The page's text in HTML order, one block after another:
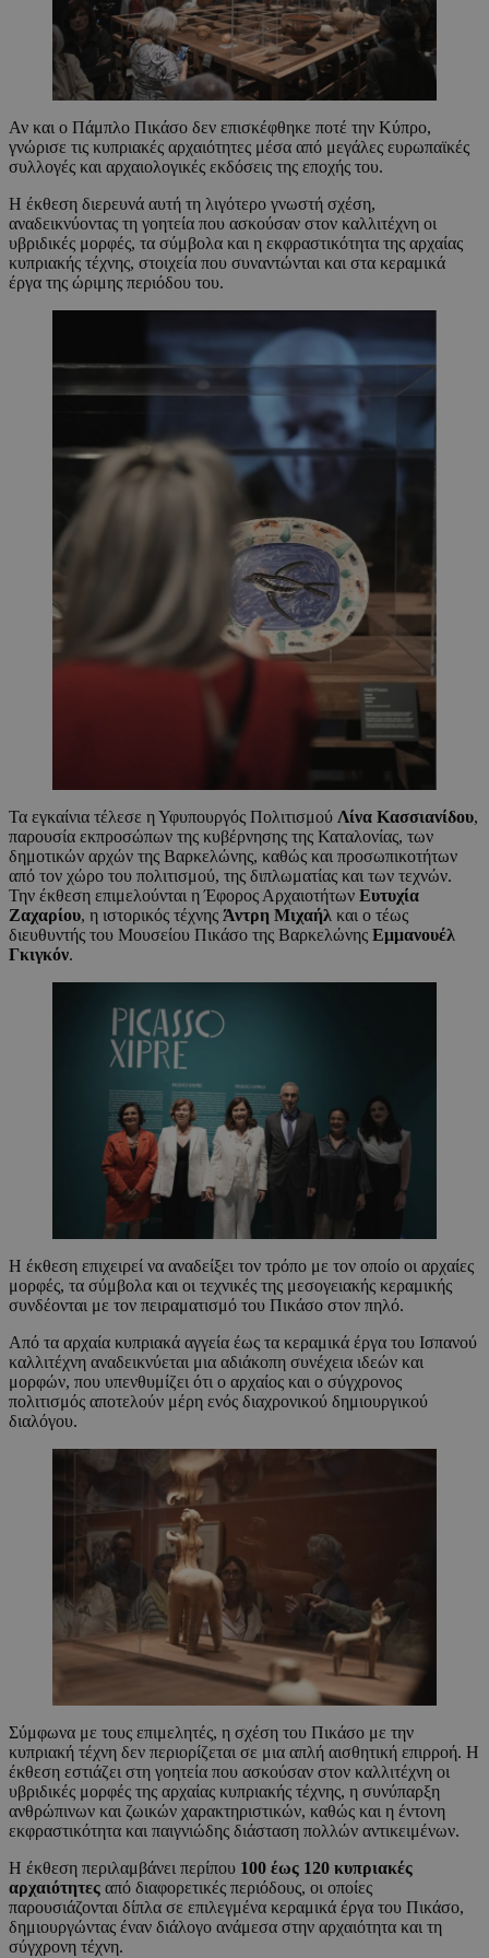
Αν και ο Πάμπλο Πικάσο δεν επισκέφθηκε ποτέ την Κύπρο,
γνώρισε τις κυπριακές αρχαιότητες μέσα από μεγάλες ευρωπαϊκές
συλλογές και αρχαιολογικές εκδόσεις της εποχής του.
Η έκθεση διερευνά αυτή τη λιγότερο γνωστή σχέση,
αναδεικνύοντας τη γοητεία που ασκούσαν στον καλλιτέχνη οι
υβριδικές μορφές, τα σύμβολα και η εκφραστικότητα της αρχαίας
κυπριακής τέχνης, στοιχεία που συναντώνται και στα κεραμικά
έργα της ώριμης περιόδου του.
Τα εγκαίνια τέλεσε η Υφυπουργός Πολιτισμού Λίνα Κασσιανίδου,
παρουσία εκπροσώπων της κυβέρνησης της Καταλονίας, των
δημοτικών αρχών της Βαρκελώνης, καθώς και προσωπικοτήτων
από τον χώρο του πολιτισμού, της διπλωματίας και των τεχνών.
Την έκθεση επιμελούνται η Έφορος Αρχαιοτήτων Ευτυχία
Ζαχαρίου, η ιστορικός τέχνης Άντρη Μιχαήλ και ο τέως
διευθυντής του Μουσείου Πικάσο της Βαρκελώνης Εμμανουέλ
Γκιγκόν.
Η έκθεση επιχειρεί να αναδείξει τον τρόπο με τον οποίο οι αρχαίες
μορφές, τα σύμβολα και οι τεχνικές της μεσογειακής κεραμικής
συνδέονται με τον πειραματισμό του Πικάσο στον πηλό.
Από τα αρχαία κυπριακά αγγεία έως τα κεραμικά έργα του Ισπανού
καλλιτέχνη αναδεικνύεται μια αδιάκοπη συνέχεια ιδεών και
μορφών, που υπενθυμίζει ότι ο αρχαίος και ο σύγχρονος
πολιτισμός αποτελούν μέρη ενός διαχρονικού δημιουργικού
διαλόγου.
Σύμφωνα με τους επιμελητές, η σχέση του Πικάσο με την
κυπριακή τέχνη δεν περιορίζεται σε μια απλή αισθητική επιρροή. Η
έκθεση εστιάζει στη γοητεία που ασκούσαν στον καλλιτέχνη οι
υβριδικές μορφές της αρχαίας κυπριακής τέχνης, η συνύπαρξη
ανθρώπινων και ζωικών χαρακτηριστικών, καθώς και η έντονη
εκφραστικότητα και παιγνιώδης διάσταση πολλών αντικειμένων.
Η έκθεση περιλαμβάνει περίπου 100 έως 120 κυπριακές
αρχαιότητες από διαφορετικές περιόδους, οι οποίες
παρουσιάζονται δίπλα σε επιλεγμένα κεραμικά έργα του Πικάσο,
δημιουργώντας έναν διάλογο ανάμεσα στην αρχαιότητα και τη
σύγχρονη τέχνη.